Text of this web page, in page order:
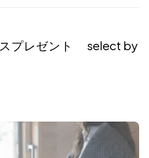
スプレゼント select by